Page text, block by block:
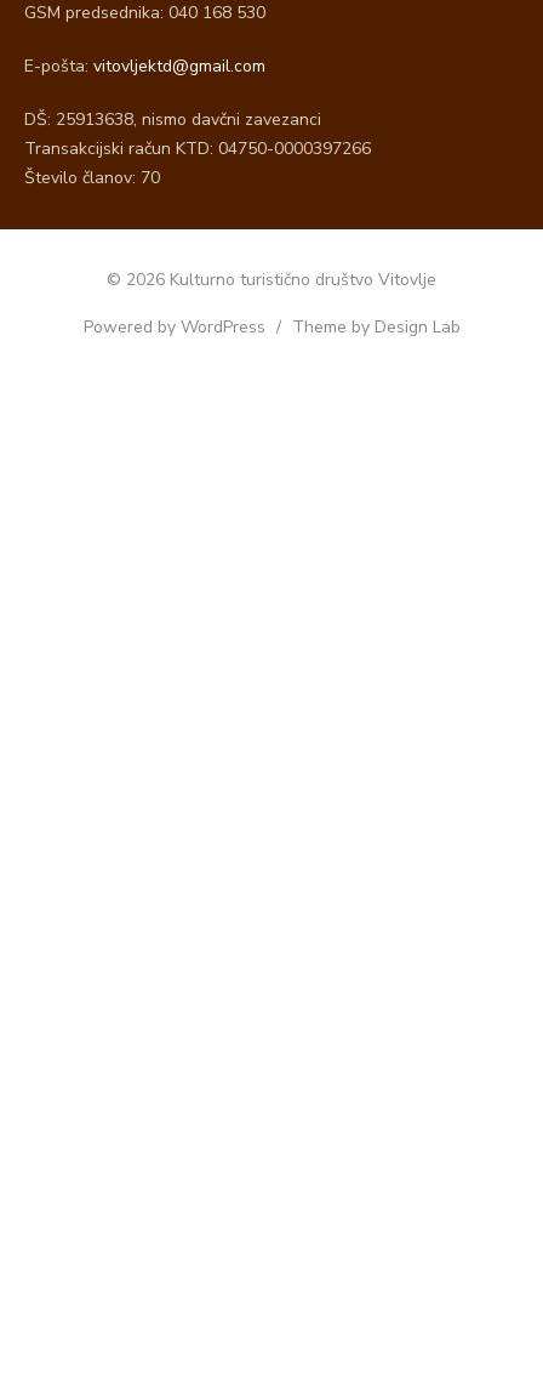
GSM predsednika: 040 168 530
E-pošta: vitovljektd@gmail.com
DŠ: 25913638, nismo davčni zavezanci
Transakcijski račun KTD: 04750-0000397266
Število članov: 70
© 2026 Kulturno turistično društvo Vitovlje
Powered by WordPress / Theme by Design Lab